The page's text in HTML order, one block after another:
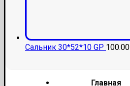
Сальник 30*52*10 GP 100.00
Главная